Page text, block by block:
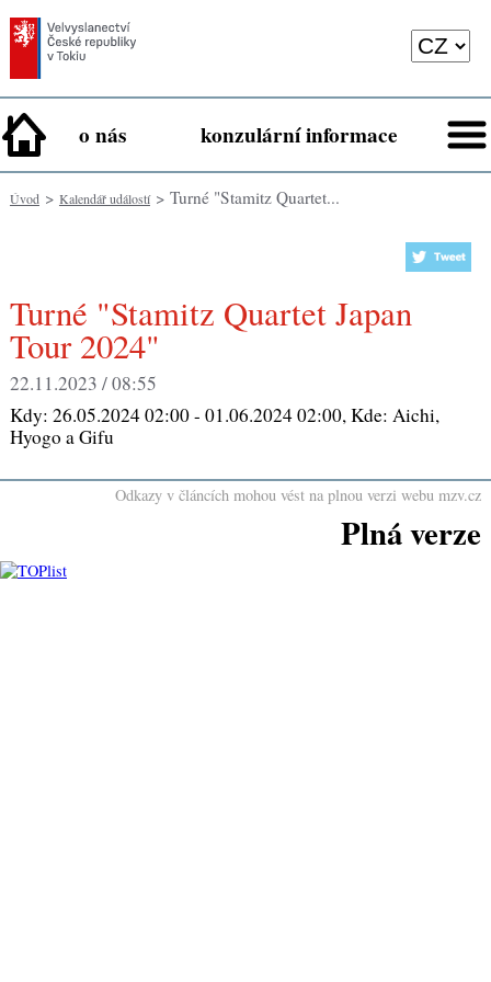
o nás konzulární informace
Úvod> Kalendář událostí> Turné "Stamitz Quartet...
Turné "Stamitz Quartet Japan
Tour 2024"
22.11.2023 / 08:55
Kdy: 26.05.2024 02:00 - 01.06.2024 02:00, Kde: Aichi,
Hyogo a Gifu
Odkazy v článcích mohou vést na plnou verzi webu mzv.cz
Plná verze